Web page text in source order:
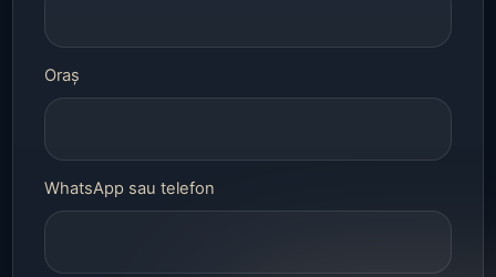
Oraș
WhatsApp sau telefon